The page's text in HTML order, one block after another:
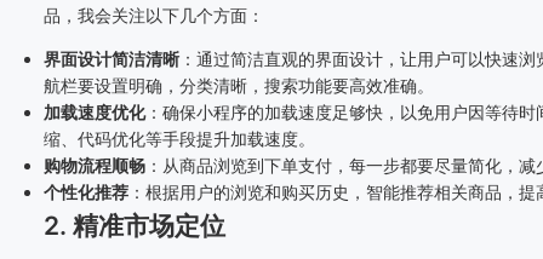
品，我会关注以下几个方面：
界面设计简洁清晰 ：通过简洁直观的界面设计，让用户可以快速
航栏要设置明确，分类清晰，搜索功能要高效准确。
加载速度优化：确保小程序的加载速度足够快，以免用户因等待
缩、代码优化等手段提升加载速度。
购物流程顺畅 ：从商品浏览到下单支付，每一步都要尽量简化，
个性化推荐 ：根据用户的浏览和购买历史，智能推荐相关商品，
2. 精准市场定位